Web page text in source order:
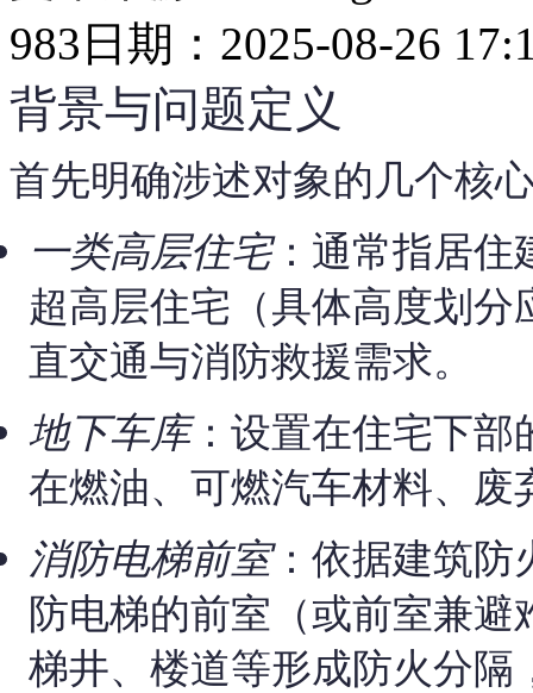
983 日期：2025-08-26
背景与问题定义
首先明确涉述对象的几个核
一类高层住宅：通常指居住
超高层住宅（具体高度划
直交通与消防救援需求。
地下车库：设置在住宅下部
在燃油、可燃汽车材料、
消防电梯前室：依据建筑防
防电梯的前室（或前室兼
梯井、楼道等形成防火分